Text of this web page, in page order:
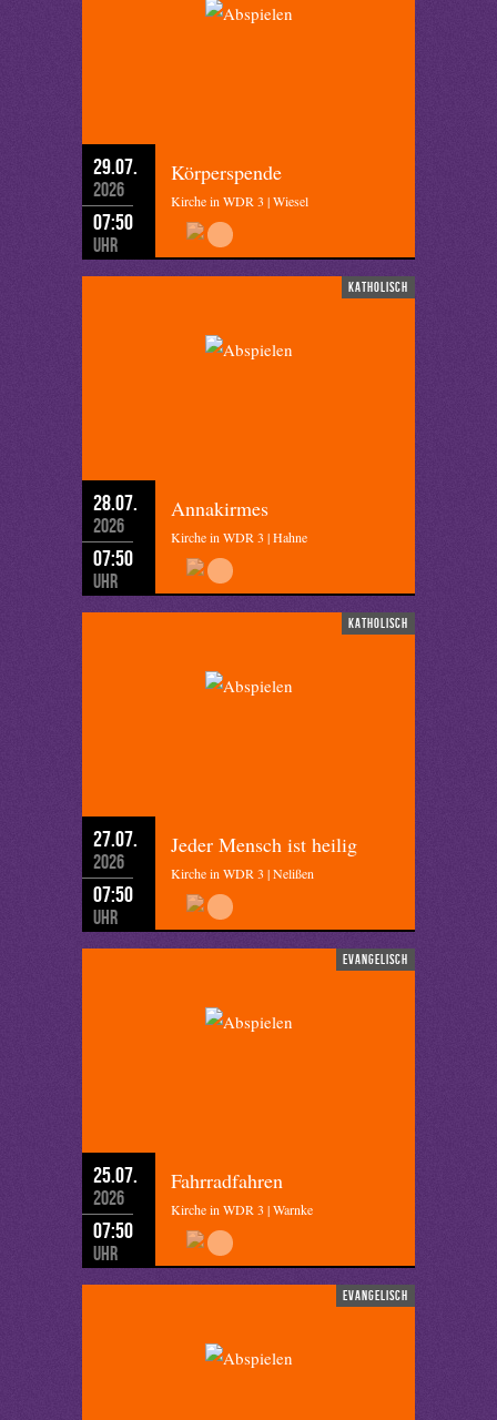
29.07.
2026
07:50
Uhr
Körperspende
Kirche in WDR 3 | Wiesel
katholisch
28.07.
2026
07:50
Uhr
Annakirmes
Kirche in WDR 3 | Hahne
katholisch
27.07.
2026
07:50
Uhr
Jeder Mensch ist heilig
Kirche in WDR 3 | Nelißen
evangelisch
25.07.
2026
07:50
Uhr
Fahrradfahren
Kirche in WDR 3 | Warnke
evangelisch